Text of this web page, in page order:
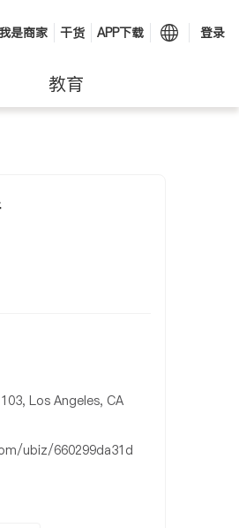
我是商家 干货 APP下载 登录
教育
Los Angeles, CA
ubiz/660299da31d